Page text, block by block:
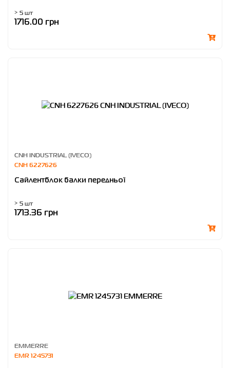
> 5 шт
1716.00 грн
CNH INDUSTRIAL (IVECO)
CNH 6227626
Сайлентблок балки передньої
> 5 шт
1713.36 грн
EMMERRE
EMR 1245731